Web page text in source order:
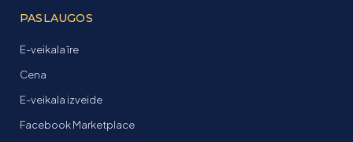
PASLAUGOS
E-veikala īre
Cena
E-veikala izveide
Facebook Marketplace